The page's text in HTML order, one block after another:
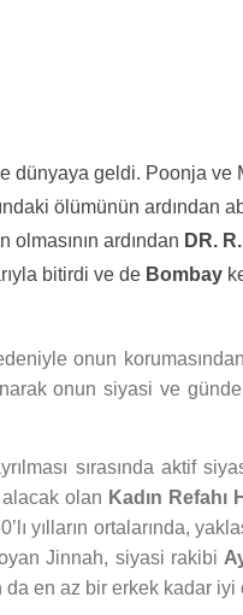
dünyaya geldi. Poonja
ölümünün ardından
olmasının ardından DR.
bitirdi ve de Bombay
onun
onun siyasi ve
sırasında aktif
alacak olan Kadın Refahı
yılların ortalarında,
Jinnah, siyasi rakibi
da en az bir erkek kadar